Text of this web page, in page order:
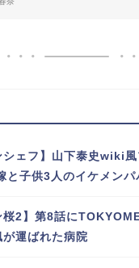
シェフ】山下泰史wiki
と子供3人のイケメンパ
桜2】第8話に
運ばれた病院